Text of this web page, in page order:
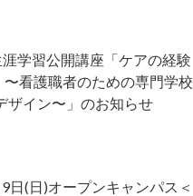
学習公開講座「ケアの経験
看護職者のための専門学校
ザイン〜」のお知らせ
9日(日)オープンキャンパス＜